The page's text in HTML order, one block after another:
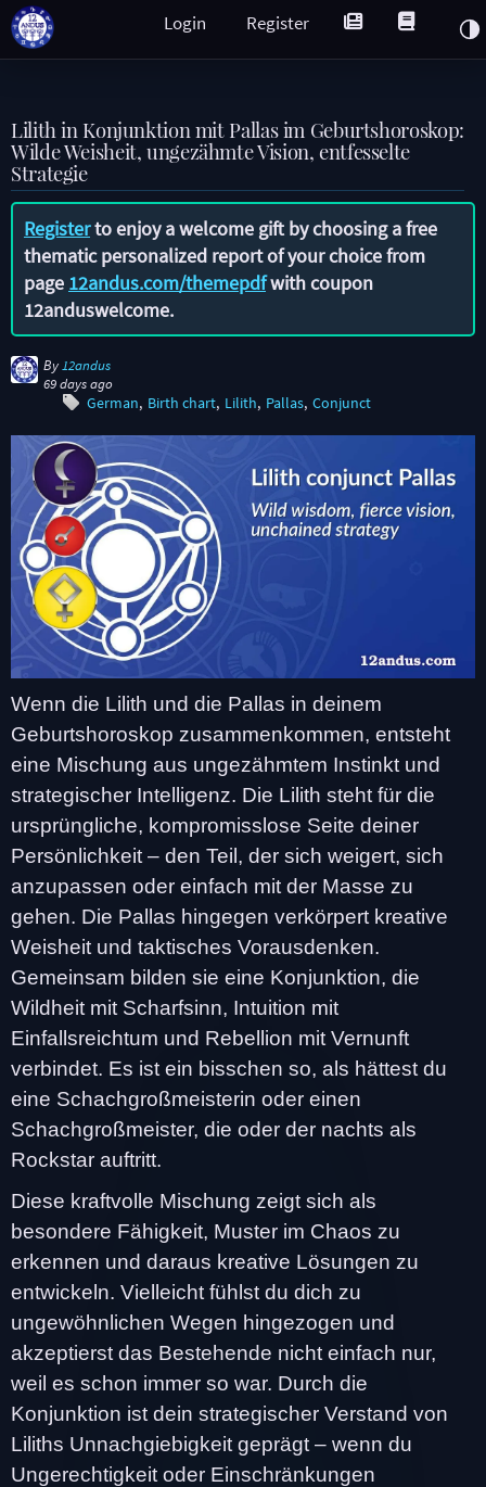
Register
Login
Lilith in Konjunktion mit Pallas im Geburtshoroskop:
Wilde Weisheit, ungezähmte Vision, entfesselte
Strategie
Registerto enjoy a welcome gift by choosing a free
thematic personalized report of your choice from
page 12andus.com/themepdfwith coupon
12anduswelcome.
By 12andus
69 days ago
German Birth chart Lilith Pallas Conjunct
Wenn die Lilith und die Pallas in deinem
Geburtshoroskop zusammenkommen, entsteht
eine Mischung aus ungezähmtem Instinkt und
strategischer Intelligenz. Die Lilith steht für die
ursprüngliche, kompromisslose Seite deiner
Persönlichkeit – den Teil, der sich weigert, sich
anzupassen oder einfach mit der Masse zu
gehen. Die Pallas hingegen verkörpert kreative
Weisheit und taktisches Vorausdenken.
Gemeinsam bilden sie eine Konjunktion, die
Wildheit mit Scharfsinn, Intuition mit
Einfallsreichtum und Rebellion mit Vernunft
verbindet. Es ist ein bisschen so, als hättest du
eine Schachgroßmeisterin oder einen
Schachgroßmeister, die oder der nachts als
Rockstar auftritt.
Diese kraftvolle Mischung zeigt sich als
besondere Fähigkeit, Muster im Chaos zu
erkennen und daraus kreative Lösungen zu
entwickeln. Vielleicht fühlst du dich zu
ungewöhnlichen Wegen hingezogen und
akzeptierst das Bestehende nicht einfach nur,
weil es schon immer so war. Durch die
Konjunktion ist dein strategischer Verstand von
Liliths Unnachgiebigkeit geprägt – wenn du
Ungerechtigkeit oder Einschränkungen